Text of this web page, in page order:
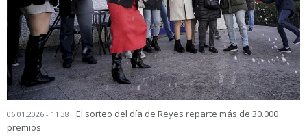
06.01.2026 - 11:38
El sorteo del día de Reyes reparte más de 30.000
premios